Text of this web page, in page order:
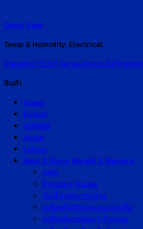
Quick View
Temp & Humidity, Electrical
Signatrol SL60 Series กระดุมบันทึกอุณ
สินค้า
Atago
Extech
HORIBA
Insize
Lutron
Mass & Force, Weight & Balance
AND
Pressure Gauge
ตุ้มน้ำหนักมาตรฐาน
เครื่องชั่งดิจิตอล แบบวางพื้น
เครื่องชั่งทศนิยม 1 ตำแหน่ง